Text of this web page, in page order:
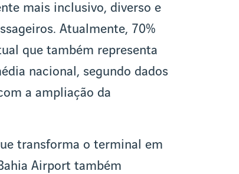
mais inclusivo, diverso e
Atualmente, 70%
que também representa
nacional, segundo dados
a ampliação da
transforma o terminal em
Airport também